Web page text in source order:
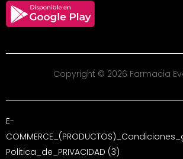
Copyright © 2026 Farmacia
E-
Politica_de_PRIVACIDAD (3)